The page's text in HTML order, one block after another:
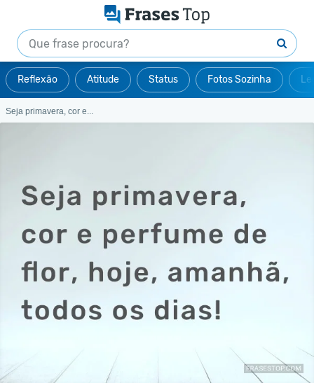
Reflexão Atitude Status Fotos Sozinha
Seja primavera, cor e...